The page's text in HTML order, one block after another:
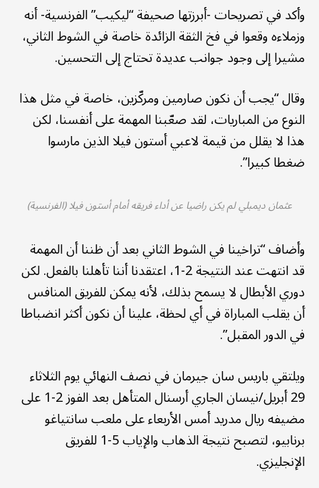
وأكد في تصريحات -أبرزتها صحيفة “ليكيب” الفرنسية- أنه
وزملاءه وقعوا في فخ الثقة الزائدة خاصة في الشوط الثاني،
مشيرا إلى وجود جوانب عديدة تحتاج إلى التحسين.
وقال “يجب أن نكون صارمين ومركّزين، خاصة في مثل هذا
النوع من المباريات، لقد صعّبنا المهمة على أنفسنا، لكن
هذا لا يقلل من قيمة لاعبي أستون فيلا الذين مارسوا
ضغطا كبيرا”.
عثمان ديمبلي لم يكن راضيا عن أداء فريقه أمام أستون فيلا (الفرنسية)
وأضاف “تراخينا في الشوط الثاني بعد أن ظننا أن المهمة
قد انتهت عند النتيجة 2-1، اعتقدنا أننا تأهلنا بالفعل. لكن
دوري الأبطال لا يسمح بذلك، لأنه يمكن للفريق المنافس
أن يقلب المباراة في أي لحظة، علينا أن نكون أكثر انضباطا
في الدور المقبل”.
ويلتقي باريس سان جيرمان في نصف النهائي يوم الثلاثاء
29 أبريل/نيسان الجاري أرسنال المتأهل بعد الفوز 2-1 على
مضيفه ريال مدريد أمس الأربعاء على ملعب سانتياغو
برنابيو، لتصبح نتيجة الذهاب والإياب 5-1 للفريق
الإنجليزي.